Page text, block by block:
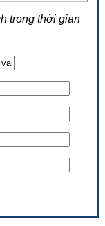
trong thời gian